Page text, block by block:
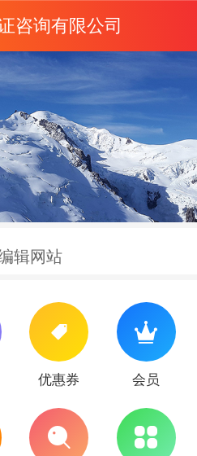
咨询有限公司
辑网站
优惠券 会员